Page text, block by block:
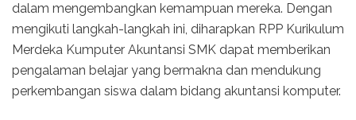
dalam mengembangkan kemampuan mereka. Dengan
mengikuti langkah-langkah ini, diharapkan RPP Kurikulum
Merdeka Kumputer Akuntansi SMK dapat memberikan
pengalaman belajar yang bermakna dan mendukung
perkembangan siswa dalam bidang akuntansi komputer.